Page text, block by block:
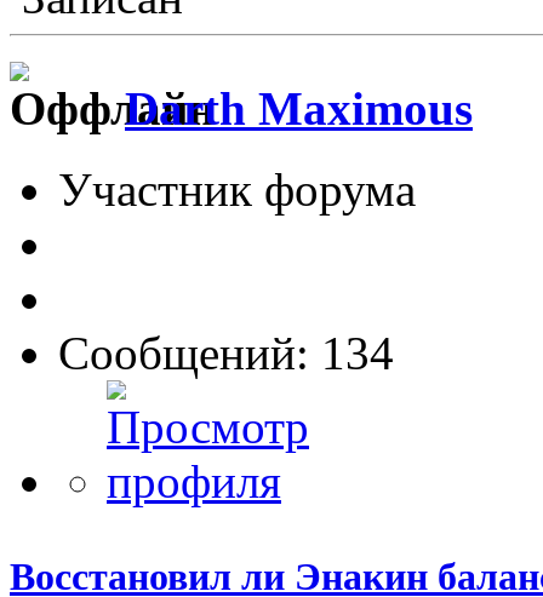
Darth Maximous
Участник форума
Сообщений: 134
Восстановил ли Энакин